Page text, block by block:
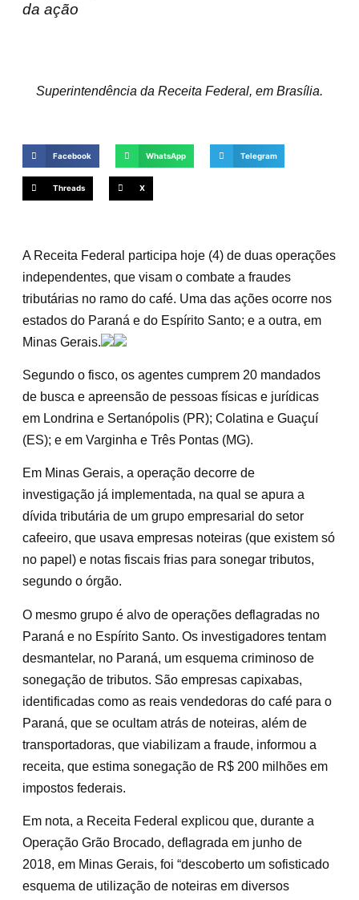
da ação
Superintendência da Receita Federal, em Brasília.
Facebook WhatsApp Telegram
Threads X
A Receita Federal participa hoje (4) de duas operações
independentes, que visam o combate a fraudes
tributárias no ramo do café. Uma das ações ocorre nos
estados do Paraná e do Espírito Santo; e a outra, em
Minas Gerais.
Segundo o fisco, os agentes cumprem 20 mandados
de busca e apreensão de pessoas físicas e jurídicas
em Londrina e Sertanópolis (PR); Colatina e Guaçuí
(ES); e em Varginha e Três Pontas (MG).
Em Minas Gerais, a operação decorre de
investigação já implementada, na qual se apura a
dívida tributária de um grupo empresarial do setor
cafeeiro, que usava empresas noteiras (que existem só
no papel) e notas fiscais frias para sonegar tributos,
segundo o órgão.
O mesmo grupo é alvo de operações deflagradas no
Paraná e no Espírito Santo. Os investigadores tentam
desmantelar, no Paraná, um esquema criminoso de
sonegação de tributos. São empresas capixabas,
identificadas como as reais vendedoras do café para o
Paraná, que se ocultam atrás de noteiras, além de
transportadoras, que viabilizam a fraude, informou a
receita, que estima sonegação de R$ 200 milhões em
impostos federais.
Em nota, a Receita Federal explicou que, durante a
Operação Grão Brocado, deflagrada em junho de
2018, em Minas Gerais, foi “descoberto um sofisticado
esquema de utilização de noteiras em diversos